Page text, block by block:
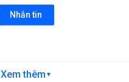
Nhắn tin
Xem thêm ▼